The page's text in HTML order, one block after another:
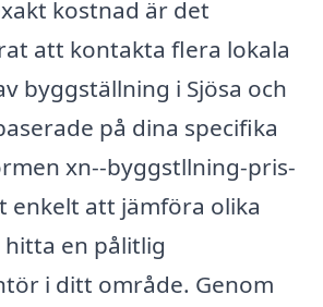
kostnad är det
att kontakta flera lokala
byggställning i Sjösa och
på dina specifika
xn--byggstllning-pris-
enkelt att jämföra olika
en pålitlig
i ditt område. Genom